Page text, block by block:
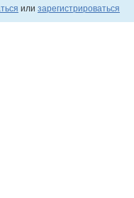
или зарегистрироваться